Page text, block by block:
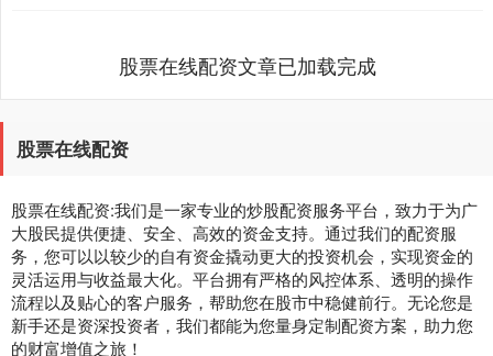
股票在线配资文章已加载完成
股票在线配资
股票在线配资:我们是一家专业的炒股配资服务平台，致力于为广
大股民提供便捷、安全、高效的资金支持。通过我们的配资服
务，您可以以较少的自有资金撬动更大的投资机会，实现资金的
灵活运用与收益最大化。平台拥有严格的风控体系、透明的操作
流程以及贴心的客户服务，帮助您在股市中稳健前行。无论您是
新手还是资深投资者，我们都能为您量身定制配资方案，助力您
的财富增值之旅！